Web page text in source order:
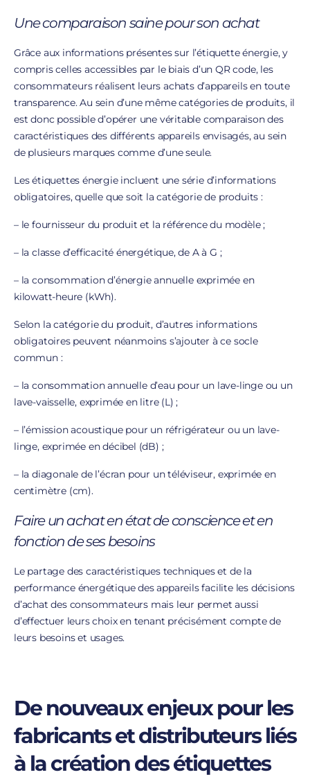
Une comparaison saine pour son achat
Grâce aux informations présentes sur l’étiquette énergie, y
compris celles accessibles par le biais d’un QR code, les
consommateurs réalisent leurs achats d’appareils en toute
transparence. Au sein d’une même catégories de produits, il
est donc possible d’opérer une véritable comparaison des
caractéristiques des différents appareils envisagés, au sein
de plusieurs marques comme d’une seule.
Les étiquettes énergie incluent une série d’informations
obligatoires, quelle que soit la catégorie de produits :
– le fournisseur du produit et la référence du modèle ;
– la classe d’efficacité énergétique, de A à G ;
– la consommation d’énergie annuelle exprimée en
kilowatt-heure (kWh).
Selon la catégorie du produit, d’autres informations
obligatoires peuvent néanmoins s’ajouter à ce socle
commun :
– la consommation annuelle d’eau pour un lave-linge ou un
lave-vaisselle, exprimée en litre (L) ;
– l’émission acoustique pour un réfrigérateur ou un lave-
linge, exprimée en décibel (dB) ;
– la diagonale de l’écran pour un téléviseur, exprimée en
centimètre (cm).
Faire un achat en état de conscience et en
fonction de ses besoins
Le partage des caractéristiques techniques et de la
performance énergétique des appareils facilite les décisions
d’achat des consommateurs mais leur permet aussi
d’effectuer leurs choix en tenant précisément compte de
leurs besoins et usages.
De nouveaux enjeux pour les
fabricants et distributeurs liés
à la création des étiquettes